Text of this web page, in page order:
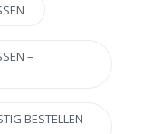
–
BESTELLEN